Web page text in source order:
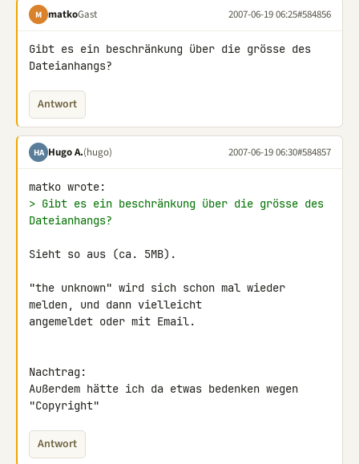
M matkoGast 2007-06-19 06:25#584856
Gibt es ein beschränkung über die grösse des
Dateianhangs?
Antwort
HA Hugo A.(hugo) 2007-06-19 06:30#584857
> Gibt es ein beschränkung über die grösse des
Dateianhangs?
Sieht so aus (ca. 5MB).
"the unknown" wird sich schon mal wieder
melden, und dann vielleicht
angemeldet oder mit Email.
Nachtrag:
Außerdem hätte ich da etwas bedenken wegen
"Copyright"
Antwort